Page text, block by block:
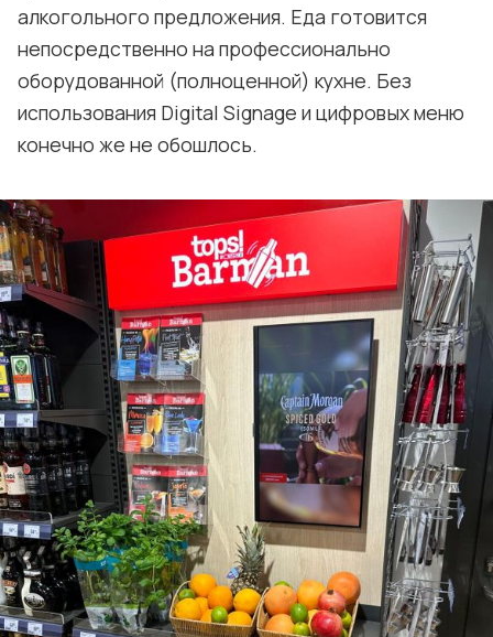
алкогольного предложения. Еда готовится
непосредственно на профессионально
оборудованной (полноценной) кухне. Без
использования Digital Signage и цифровых меню
конечно же не обошлось.